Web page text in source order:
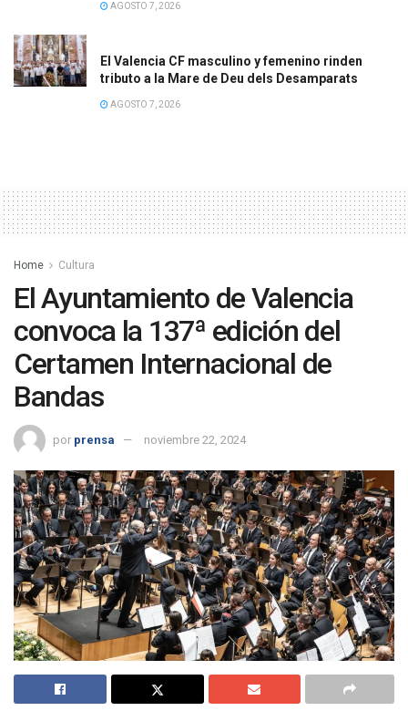
AGOSTO 7, 2026
El Valencia CF masculino y femenino rinden
tributo a la Mare de Deu dels Desamparats
AGOSTO 7, 2026
Home Cultura
El Ayuntamiento de Valencia
convoca la 137ª edición del
Certamen Internacional de
Bandas
por prensa noviembre 22, 2024